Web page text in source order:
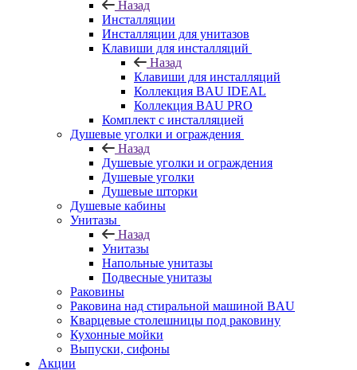
Назад
Инсталляции
Инсталляции для унитазов
Клавиши для инсталляций
Назад
Клавиши для инсталляций
Коллекция BAU IDEAL
Коллекция BAU PRO
Комплект с инсталляцией
Душевые уголки и ограждения
Назад
Душевые уголки и ограждения
Душевые уголки
Душевые шторки
Душевые кабины
Унитазы
Назад
Унитазы
Напольные унитазы
Подвесные унитазы
Раковины
Раковина над стиральной машиной BAU
Кварцевые столешницы под раковину
Кухонные мойки
Выпуски, сифоны
Акции